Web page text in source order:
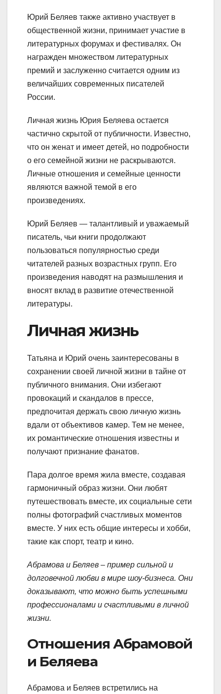
Юрий Беляев также активно участвует в
общественной жизни, принимает участие в
литературных форумах и фестивалях. Он
награжден множеством литературных
премий и заслуженно считается одним из
величайших современных писателей
России.
Личная жизнь Юрия Беляева остается
частично скрытой от публичности. Известно,
что он женат и имеет детей, но подробности
о его семейной жизни не раскрываются.
Личные отношения и семейные ценности
являются важной темой в его
произведениях.
Юрий Беляев — талантливый и уважаемый
писатель, чьи книги продолжают
пользоваться популярностью среди
читателей разных возрастных групп. Его
произведения наводят на размышления и
вносят вклад в развитие отечественной
литературы.
Личная жизнь
Татьяна и Юрий очень заинтересованы в
сохранении своей личной жизни в тайне от
публичного внимания. Они избегают
провокаций и скандалов в прессе,
предпочитая держать свою личную жизнь
вдали от объективов камер. Тем не менее,
их романтические отношения известны и
получают признание фанатов.
Пара долгое время жила вместе, создавая
гармоничный образ жизни. Они любят
путешествовать вместе, их социальные сети
полны фотографий счастливых моментов
вместе. У них есть общие интересы и хобби,
такие как спорт, театр и кино.
Абрамова и Беляев – пример сильной и
долговечной любви в мире шоу-бизнеса. Они
доказывают, что можно быть успешными
профессионалами и счастливыми в личной
жизни.
Отношения Абрамовой
и Беляева
Абрамова и Беляев встретились на